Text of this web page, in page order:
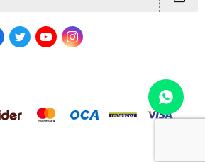
  